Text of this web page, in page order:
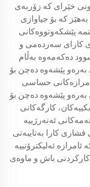
خێرای کە زۆربەی
بەهێز کە بۆ جیاوازی
پێشکەوتووەکانی
کارای سەردەمی و
دەکەمەوە بەڵام
بەرەو پێشەوە دەچن بۆ
حساسی
بەرەو پێشەوە دەچن بۆ
کارگەکانی
ئەنەرژییە
کارا بەتایبەتی
ئامرازە ئەلیکترۆنییە
کارکردنی باش و ماوەی